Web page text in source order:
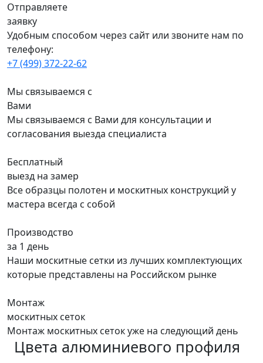
Отправляете
заявку
Удобным способом через сайт или звоните нам по
телефону:
+7 (499) 372-22-62
Мы связываемся с
Вами
Мы связываемся с Вами для консультации и
согласования выезда специалиста
Бесплатный
выезд на замер
Все образцы полотен и москитных конструкций у
мастера всегда с собой
Производство
за 1 день
Наши москитные сетки из лучших комплектующих
которые представлены на Российском рынке
Монтаж
москитных сеток
Монтаж москитных сеток уже на следующий день
Цвета алюминиевого профиля